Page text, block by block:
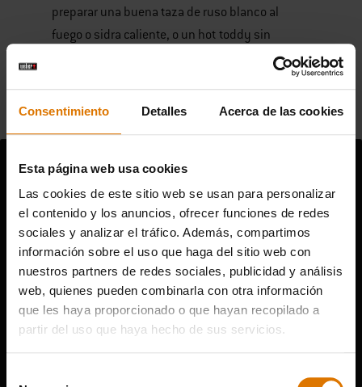
Consentimiento Detalles Acerca de las cookies
Esta página web usa cookies
Las cookies de este sitio web se usan para personalizar
el contenido y los anuncios, ofrecer funciones de redes
sociales y analizar el tráfico. Además, compartimos
información sobre el uso que haga del sitio web con
nuestros partners de redes sociales, publicidad y análisis
web, quienes pueden combinarla con otra información
que les haya proporcionado o que hayan recopilado a
partir del uso que haya hecho de sus servicios.
preparar una buena taza de ruso blanco al
fuego o sidra caliente, o un hot toddy sin
alcohol, que vendrán de perlas a todos para